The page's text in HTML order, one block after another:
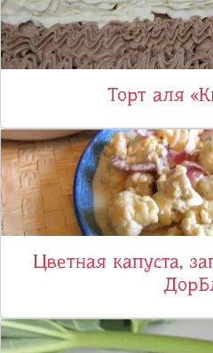
Торт аля
Цветная капуста,